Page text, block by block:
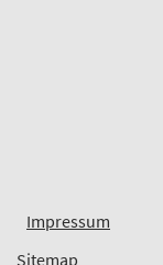
Impressum
Sitemap